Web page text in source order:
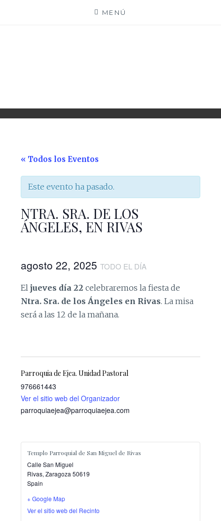
MENÚ
« Todos los Eventos
Este evento ha pasado.
NTRA. SRA. DE LOS
ÁNGELES, EN RIVAS
agosto 22, 2025TODO EL DÍA
Eljueves día 22 celebraremos la fiesta de
Ntra. Sra. de los Ángeles en Rivas. La misa
será a las 12 de la mañana.
Parroquia de Ejea. Unidad Pastoral
976661443
Ver el sitio web del Organizador
parroquiaejea@parroquiaejea.com
Templo Parroquial de San Miguel de Rivas
Calle San Miguel
Rivas, Zaragoza 50619
Spain
+ Google Map
Ver el sitio web del Recinto